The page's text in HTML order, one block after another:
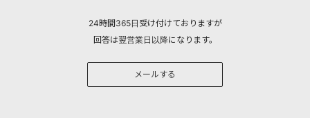
24時間365日受け付けておりますが
回答は翌営業日以降になります。
メールする